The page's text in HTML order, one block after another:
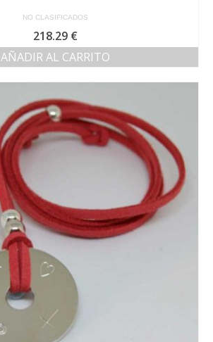
NO CLASIFICADOS
218.29 €
AÑADIR AL CARRITO